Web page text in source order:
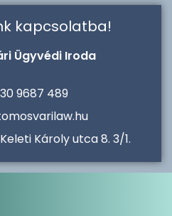
kapcsolatba!
Ügyvédi Iroda
9687 489
Károly utca 8. 3/1.